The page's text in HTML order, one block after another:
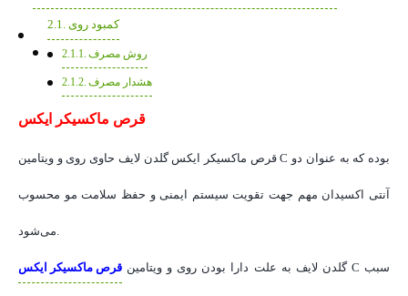
کمبود روی
روش مصرف
هشدار مصرف
قرص ماکسیکر ایکس گلدن لایف حاوی روی و ویتامین C بوده که به عنوان دو
آنتی اکسیدان مهم جهت تقویت سیستم ایمنی و حفظ سلامت مو محسوب
می‌شود.
قرص ماکسیکر ایکس گلدن لایف به علت دارا بودن روی و ویتامین C سبب